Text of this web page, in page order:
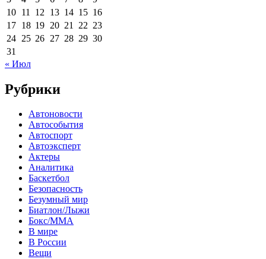
10 11 12 13 14 15 16
17 18 19 20 21 22 23
24 25 26 27 28 29 30
31
« Июл
Рубрики
Автоновости
Автособытия
Автоспорт
Автоэксперт
Актеры
Аналитика
Баскетбол
Безопасность
Безумный мир
Биатлон/Лыжи
Бокс/MMA
В мире
В России
Вещи